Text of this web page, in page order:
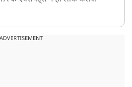
उफान पर, जलस्तर में बढ़ोतरी
ADVERTISEMENT